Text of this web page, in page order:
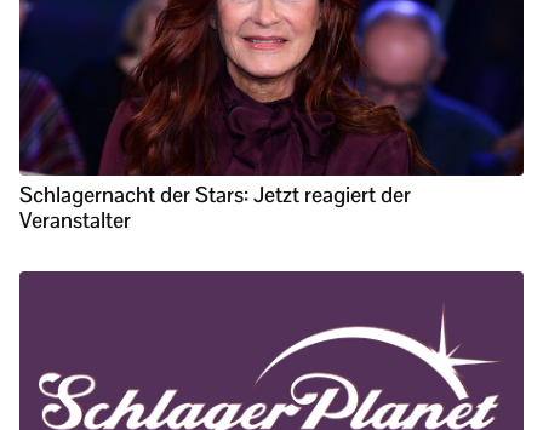
Schlagernacht der Stars: Jetzt reagiert der
Veranstalter